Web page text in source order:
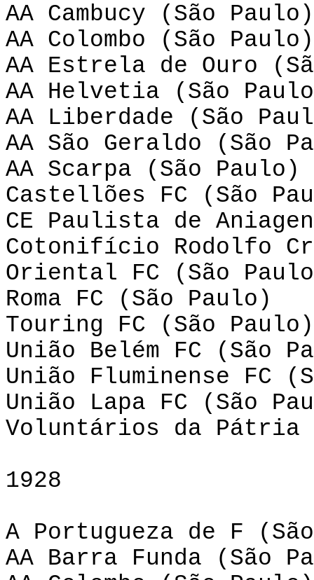
AA Cambucy (São Paulo)
AA Colombo (São Paulo)
AA Estrela de Ouro
AA Helvetia (São
AA Liberdade (São
AA São Geraldo (São
AA Scarpa (São Paulo)
Castellões FC (São
CE Paulista de
Cotonifício Rodolfo
Oriental FC (São
Roma FC (São Paulo)
Touring FC (São Paulo)
União Belém FC (São
União Fluminense FC
União Lapa FC (São
Voluntários da Pátria
1928
A Portugueza de F
AA Barra Funda (São